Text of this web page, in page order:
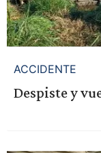
ACCIDENTE
Despiste y